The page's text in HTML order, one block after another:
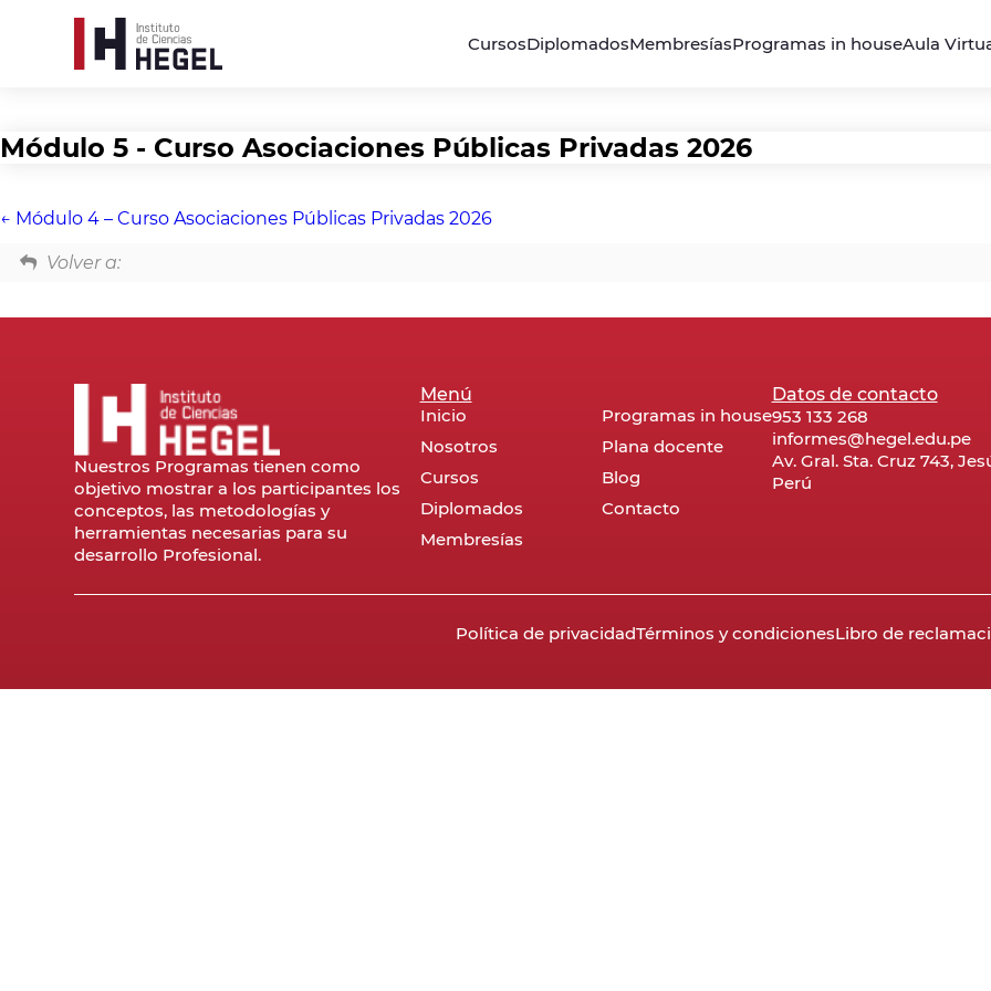
CursosDiplomadosMembresíasProgramas in houseAula
Módulo 5 - Curso Asociaciones Públicas Privadas 2026
Módulo 4 – Curso Asociaciones Públicas Privadas 2026
Volver a:
Nuestros Programas tienen como
objetivo mostrar a los participantes los
conceptos, las metodologías y
herramientas necesarias para su
desarrollo Profesional.
Menú
Inicio
Nosotros
Cursos
Diplomados
Membresías
Programas in house
Plana docente
Blog
Contacto
Datos de contacto
953 133 268
informes@hegel.edu.pe
Av. Gral. Sta. Cruz 743,
Perú
Política de privacidadTérminos y condicionesLibro de